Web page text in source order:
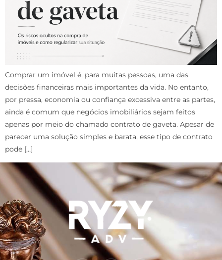
Comprar um imóvel é, para muitas pessoas, uma das
decisões financeiras mais importantes da vida. No entanto,
por pressa, economia ou confiança excessiva entre as partes,
ainda é comum que negócios imobiliários sejam feitos
apenas por meio do chamado contrato de gaveta. Apesar de
parecer uma solução simples e barata, esse tipo de contrato
pode […]